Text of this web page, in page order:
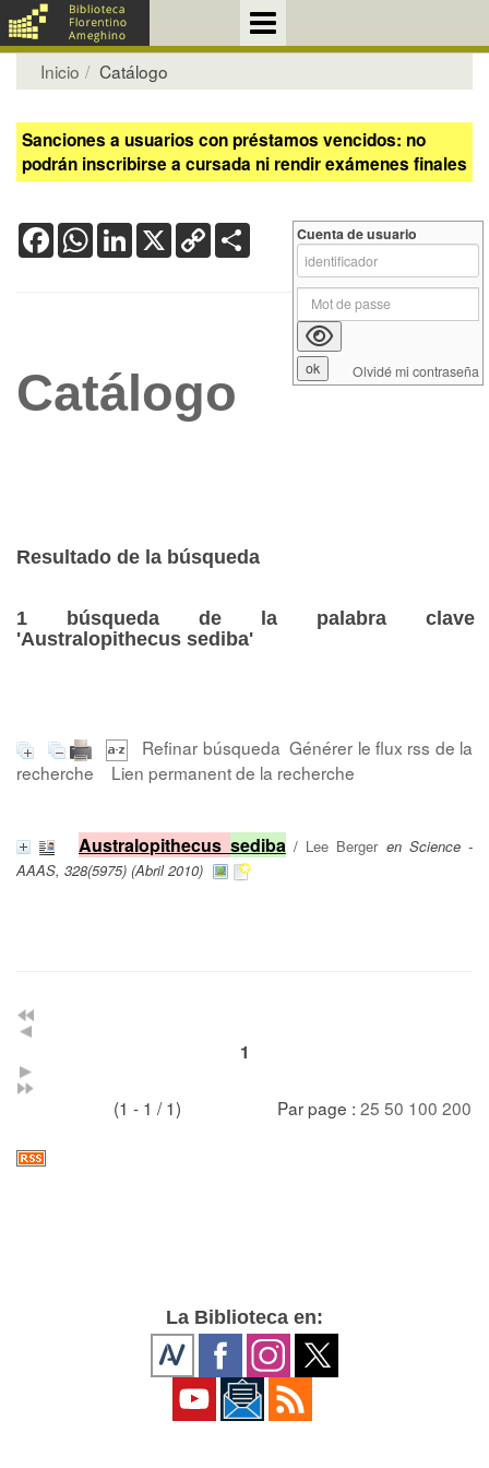
Inicio Catálogo
Sanciones a usuarios con préstamos vencidos: no
podrán inscribirse a cursada ni rendir exámenes finales
FacebookWhatsApp
LinkedIn
X Copy
Link
Catálogo
Resultado de la búsqueda
1 búsqueda de la palabra clave
'Australopithecus sediba'
Refinar búsqueda Générer le flux rss de la
recherche
Lien permanent de la recherche
Australopithecus sediba/ Lee Berger en Science -
AAAS, 328(5975) (Abril 2010)
1
(1 - 1 / 1) Par page : 25 50 100 200
Cuenta de usuario
Olvidé mi contraseña
La Biblioteca en: